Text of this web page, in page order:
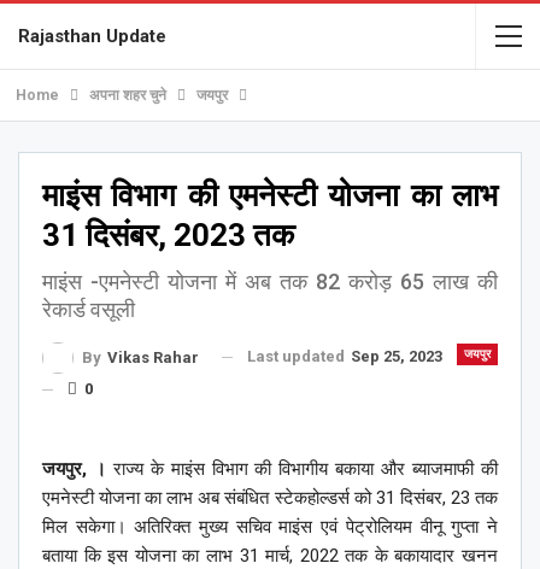
Rajasthan Update
Home अपना शहर चुने जयपुर
माइंस विभाग की एमनेस्टी योजना का लाभ
31 दिसंबर, 2023 तक
माइंस -एमनेस्टी योजना में अब तक 82 करोड़ 65 लाख की
रेकार्ड वसूली
जयपुर
By Vikas Rahar Last updated Sep 25, 2023
0
जयपुर, । राज्य के माइंस विभाग की विभागीय बकाया और ब्याजमाफी की
एमनेस्टी योजना का लाभ अब संबंधित स्टेकहोल्डर्स को 31 दिसंबर, 23 तक
मिल सकेगा। अतिरिक्त मुख्य सचिव माइंस एवं पेट्रोलियम वीनू गुप्ता ने
बताया कि इस योजना का लाभ 31 मार्च, 2022 तक के बकायादार खनन